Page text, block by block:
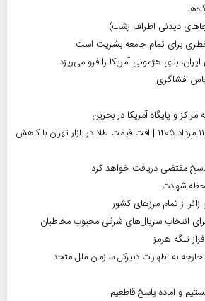
دیدنی اطراف رشت)
برای تمام جامعه بشریت است
بنای هژمونی آمریکا را فرو می‌ریزد
افشاگری
و پایگاه‌ آمریکا در بحرین
قیمت طلا و سکه امروز ۱۱ مرداد ۱۴۰۵ | افت قیمت طلا در بازار تهران با کاهش
مقتضی دریافت خواهد کرد
شهادت
انتخاب سریال‌های شرقی محبوب مخاطبان
به اظهارات دبیرکل سازمان ملل متحد
و آماده پاسخ قاطعیم